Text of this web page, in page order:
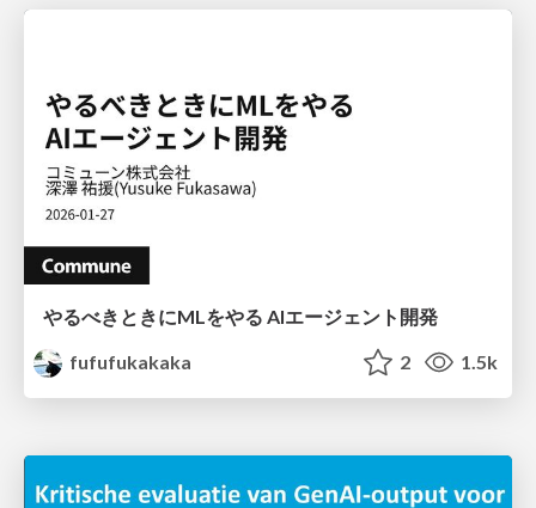
やるべきときにMLをやる AIエージェント開発
fufufukakaka
2 1.5k